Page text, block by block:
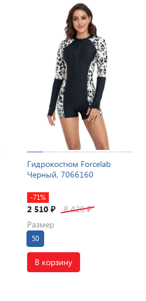
Гидрокостюм Forcelab
Черный, 7066160
-71%
2 510 ₽ 8 420₽
Размер
50
В корзину